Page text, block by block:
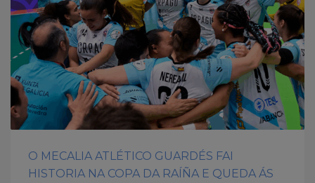
O MECALIA ATLÉTICO GUARDÉS FAI
HISTORIA NA COPA DA RAÍÑA E QUEDA ÁS